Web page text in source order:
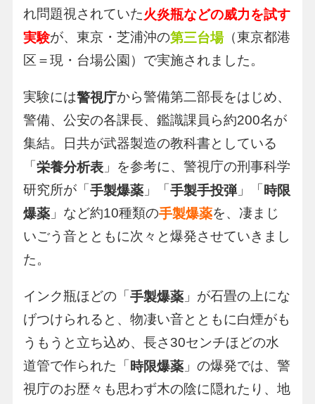
れ問題視されていた火炎瓶などの威力を試す
実験が、東京・芝浦沖の第三台場（東京都港
区＝現・台場公園）で実施されました。
実験には警視庁から警備第二部長をはじめ、
警備、公安の各課長、鑑識課員ら約200名が
集結。日共が武器製造の教科書としている
「 栄養分析表」を参考に、警視庁の刑事科学
研究所が「 手製爆薬」「 手製手投弾」「 時限
爆薬」など約10種類の手製爆薬を、凄まじ
いごう音とともに次々と爆発させていきまし
た。
インク瓶ほどの「 手製爆薬」が石畳の上にな
げつけられると、物凄い音とともに白煙がも
うもうと立ち込め、長さ30センチほどの水
道管で作られた「 時限爆薬」の爆発では、警
視庁のお歴々も思わず木の陰に隠れたり、地